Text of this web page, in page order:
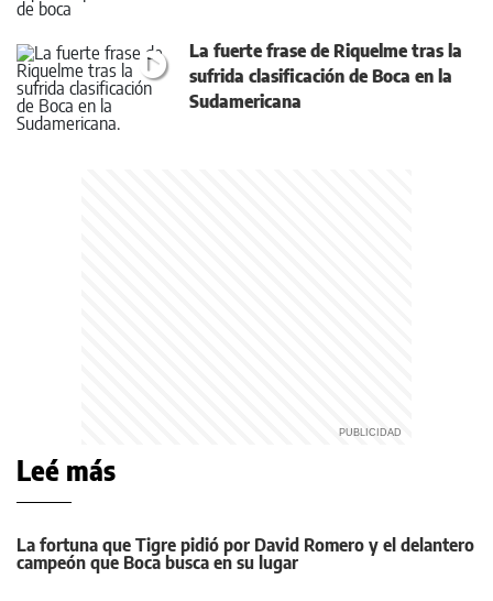
La fuerte frase de Riquelme tras la
sufrida clasificación de Boca en la
Sudamericana
Leé más
La fortuna que Tigre pidió por David Romero y el delantero
campeón que Boca busca en su lugar